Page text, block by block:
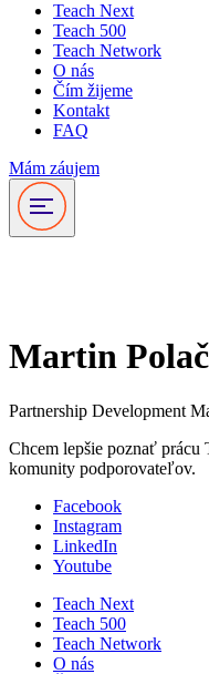
Teach Next
Teach 500
Teach Network
O nás
Čím žijeme
Kontakt
FAQ
Mám záujem
Martin
Partnership Development
Chcem lepšie poznať prácu
komunity podporovateľov.
Facebook
Instagram
LinkedIn
Youtube
Teach Next
Teach 500
Teach Network
O nás